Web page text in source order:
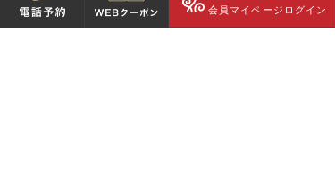
お問い合わせ
会員マイページログイン